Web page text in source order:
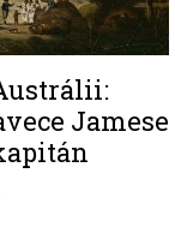
Jamese